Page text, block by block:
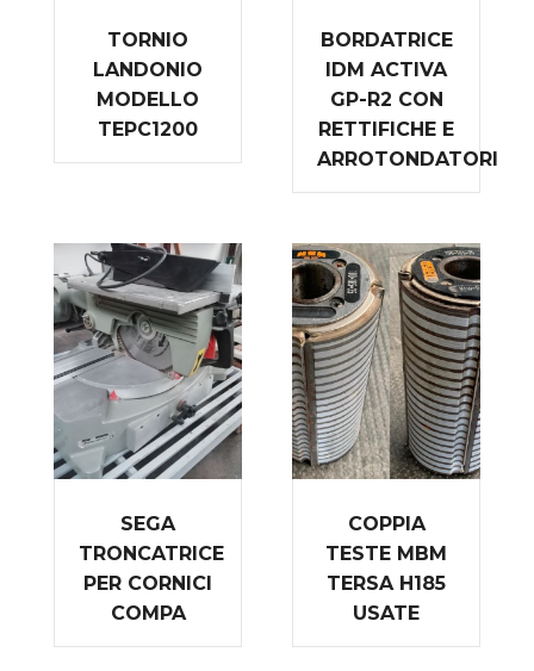
TORNIO
LANDONIO
MODELLO
TEPC1200
BORDATRICE
IDM ACTIVA
GP-R2 CON
RETTIFICHE E
ARROTONDATORI
SEGA
TRONCATRICE
PER CORNICI
COMPA
COPPIA
TESTE MBM
TERSA H185
USATE